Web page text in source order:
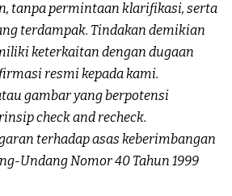
tanpa permintaan klarifikasi, serta
terdampak. Tindakan demikian
keterkaitan dengan dugaan
resmi kepada kami.
gambar yang berpotensi
check and recheck.
terhadap asas keberimbangan
Undang Nomor 40 Tahun 1999